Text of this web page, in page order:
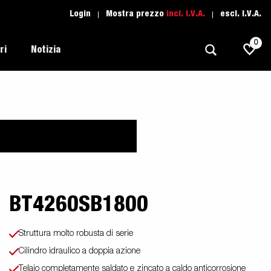
Login Mostra prezzo incl. I.V.A. escl. I.V.A.
Imbarcazioni
Professionali
Proffessionista
Ricambio
Assistenza Rimorchi
Notizia
0
BT4260SB1800
Struttura molto robusta di serie
Cilindro idraulico a doppia azione
Telaio completamente saldato e zincato a caldo anticorrosione